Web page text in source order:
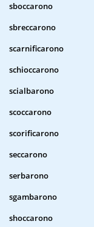
sboccarono
sbreccarono
scarnificarono
schioccarono
scialbarono
scoccarono
scorificarono
seccarono
serbarono
sgambarono
shoccarono